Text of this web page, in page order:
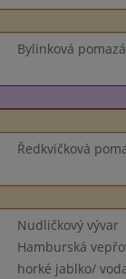
Bylinková
Ředkvičková
Nudličkový vývar
Hamburská
horké jablko/